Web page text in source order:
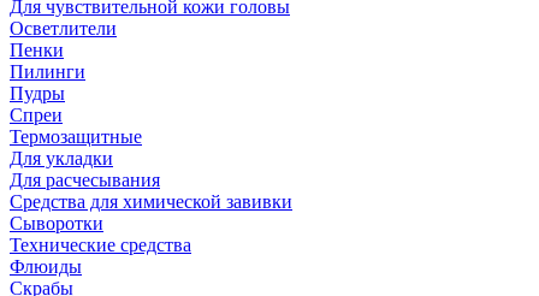
Для чувствительной кожи головы
Осветлители
Пенки
Пилинги
Пудры
Спреи
Термозащитные
Для укладки
Для расчесывания
Средства для химической завивки
Сыворотки
Технические средства
Флюиды
Скрабы